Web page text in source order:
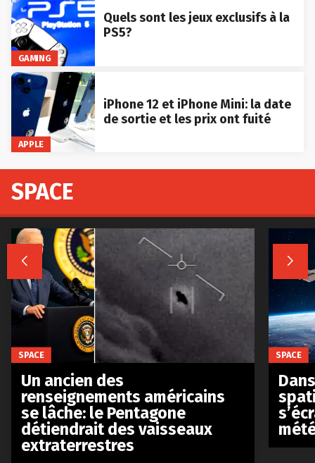
GAMING
Quels sont les jeux exclusifs à la
PS5?
APPLE
iPhone 12 et iPhone Mini: la date
de sortie et les prix ont fuité
SPACE
 
SPACE
Un ancien des
renseignements américains
se lâche: le Pentagone
détiendrait des vaisseaux
extraterrestres
SPACE